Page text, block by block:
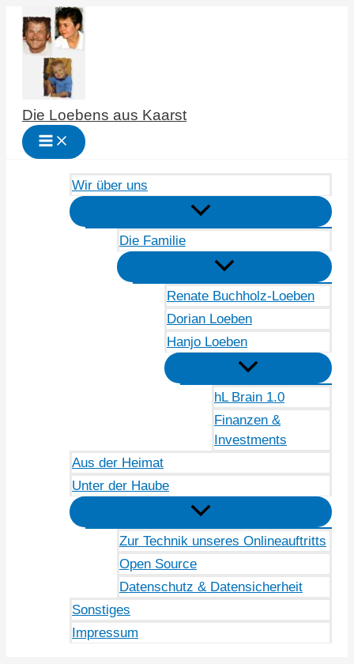
Zum
Inhalt
springen
Die Loebens aus Kaarst
Wir über uns
Die Familie
Renate Buchholz-Loeben
Dorian Loeben
Hanjo Loeben
hL Brain 1.0
Finanzen &
Investments
Aus der Heimat
Unter der Haube
Zur Technik unseres Onlineauftritts
Open Source
Datenschutz & Datensicherheit
Sonstiges
Impressum